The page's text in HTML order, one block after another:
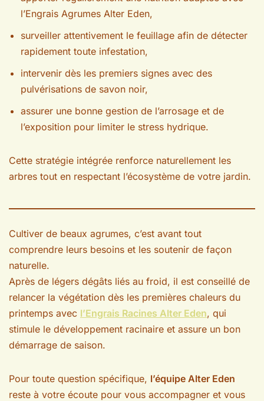
l’Engrais Agrumes Alter Eden,
surveiller attentivement le feuillage afin de détecter
rapidement toute infestation,
intervenir dès les premiers signes avec des
pulvérisations de savon noir,
assurer une bonne gestion de l’arrosage et de
l’exposition pour limiter le stress hydrique.
Cette stratégie intégrée renforce naturellement les
arbres tout en respectant l’écosystème de votre jardin.
Cultiver de beaux agrumes, c’est avant tout
comprendre leurs besoins et les soutenir de façon
naturelle.
Après de légers dégâts liés au froid, il est conseillé de
relancer la végétation dès les premières chaleurs du
printemps avec l’Engrais Racines Alter Eden, qui
stimule le développement racinaire et assure un bon
démarrage de saison.
Pour toute question spécifique, l’équipe Alter Eden
reste à votre écoute pour vous accompagner et vous